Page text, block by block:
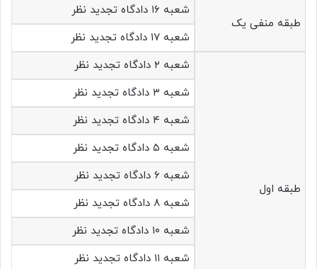
طبقه منفی یک
شعبه ۱۶ دادگاه تجدید نظر
شعبه ۱۷ دادگاه تجدید نظر
طبقه اول
شعبه ۲ دادگاه تجدید نظر
شعبه ۳ دادگاه تجدید نظر
شعبه ۴ دادگاه تجدید نظر
شعبه ۵ دادگاه تجدید نظر
شعبه ۶ دادگاه تجدید نظر
شعبه ۸ دادگاه تجدید نظر
شعبه ۱۰ دادگاه تجدید نظر
شعبه ۱۱ دادگاه تجدید نظر